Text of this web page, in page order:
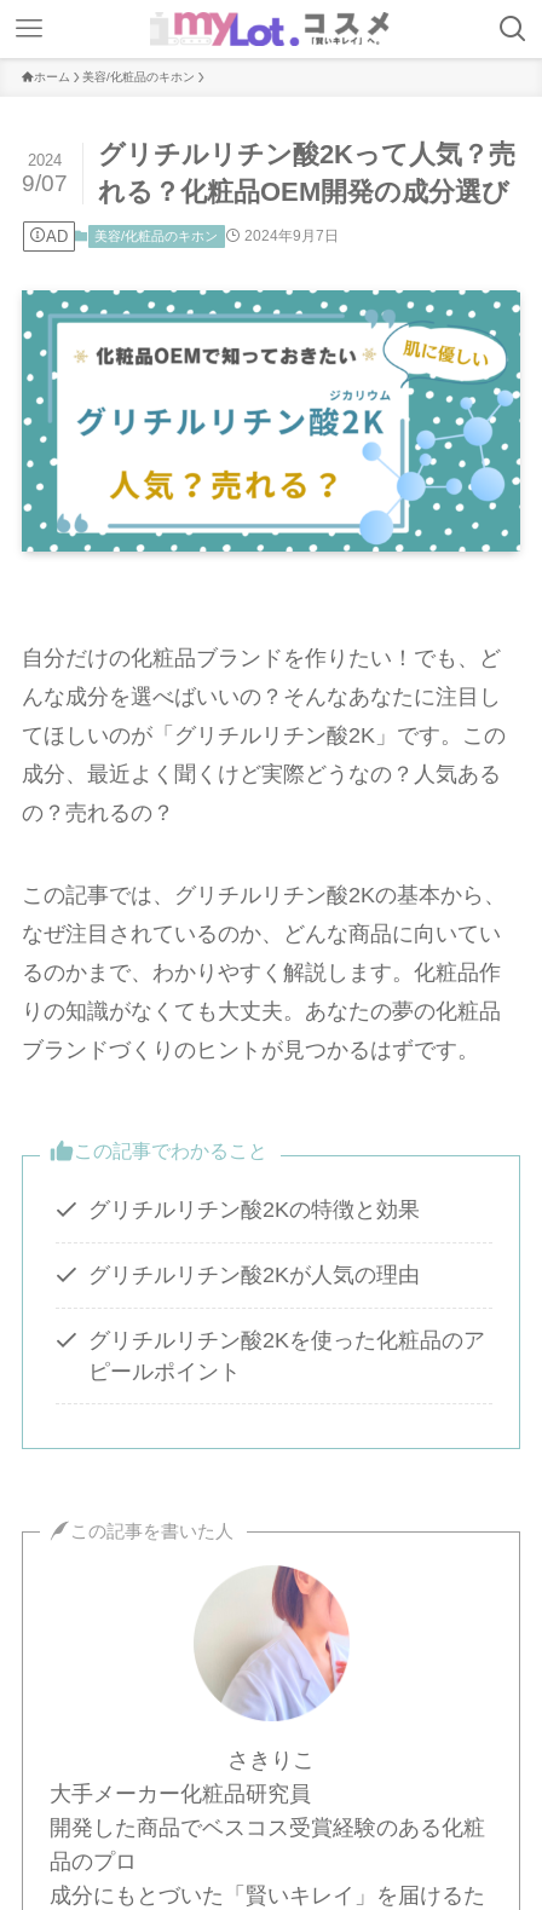
ホーム 美容/化粧品のキホン
グリチルリチン酸2Kって人気？売
れる？化粧品OEM開発の成分選び
2024
9/07
AD 美容/化粧品のキホン 2024年9月7日
自分だけの化粧品ブランドを作りたい！でも、ど
んな成分を選べばいいの？そんなあなたに注目し
てほしいのが「グリチルリチン酸2K」です。この
成分、最近よく聞くけど実際どうなの？人気ある
の？売れるの？
この記事では、グリチルリチン酸2Kの基本から、
なぜ注目されているのか、どんな商品に向いてい
るのかまで、わかりやすく解説します。化粧品作
りの知識がなくても大丈夫。あなたの夢の化粧品
ブランドづくりのヒントが見つかるはずです。
この記事でわかること
グリチルリチン酸2Kの特徴と効果
グリチルリチン酸2Kが人気の理由
グリチルリチン酸2Kを使った化粧品のア
ピールポイント
この記事を書いた人
さきりこ
大手メーカー化粧品研究員
開発した商品でベスコス受賞経験のある化粧
品のプロ
成分にもとづいた「賢いキレイ」を届けるた